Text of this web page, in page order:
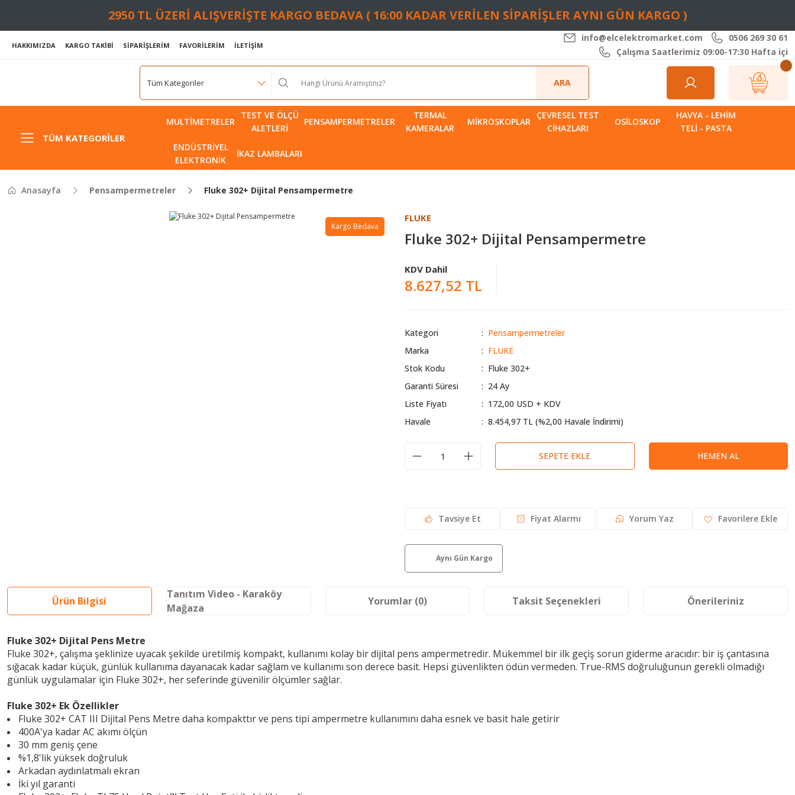
2950 TL ÜZERİ ALIŞVERİŞTE KARGO BEDAVA ( 16:00 KADAR VERİLEN SİPARİŞLER AYNI GÜN KARGO )
HAKKIMIZDA KARGO TAKİBİ SİPARİŞLERİM FAVORİLERİM İLETİŞİM
info@elcelektromarket.com
0506 269 30 61
Çalışma Saatlerimiz 09:00-17:30 Hafta içi
ARA
TÜM KATEGORILER
MULTIMETRELER
TEST VE ÖLÇÜ
ALETLERI
PENSAMPERMETRELER
TERMAL
KAMERALAR
MIKROSKOPLAR
ÇEVRESEL TEST
CIHAZLARI
OSILOSKOP
HAVYA - LEHIM
TELI - PASTA
ENDÜSTRIYEL
ELEKTRONIK
İKAZ LAMBALARI
Anasayfa Pensampermetreler Fluke 302+ Dijital Pensampermetre
Kargo Bedava
FLUKE
Fluke 302+ Dijital Pensampermetre
KDV Dahil
8.627,52 TL
Kategori
Pensampermetreler
Marka
FLUKE
Stok Kodu
Fluke 302+
Garanti Süresi
24 Ay
Liste Fiyatı
172,00 USD + KDV
Havale
8.454,97 TL (%2,00 Havale İndirimi)
SEPETE EKLE HEMEN AL
Tavsiye Et Fiyat Alarmı Yorum Yaz
Aynı Gün Kargo
Ürün Bilgisi
Tanıtım Video - Karaköy
Mağaza
Yorumlar (0) Taksit Seçenekleri Önerileriniz
Fluke 302+ Dijital Pens Metre
Fluke 302+, çalışma şeklinize uyacak şekilde üretilmiş kompakt, kullanımı kolay bir dijital pens ampermetredir. Mükemmel bir ilk geçiş sorun giderme aracıdır: bir iş çantasına
sığacak kadar küçük, günlük kullanıma dayanacak kadar sağlam ve kullanımı son derece basit. Hepsi güvenlikten ödün vermeden. True-RMS doğruluğunun gerekli olmadığı
günlük uygulamalar için Fluke 302+, her seferinde güvenilir ölçümler sağlar.
Fluke 302+ Ek Özellikler
Fluke 302+ CAT III Dijital Pens Metre daha kompakttır ve pens tipi ampermetre kullanımını daha esnek ve basit hale getirir
400A'ya kadar AC akımı ölçün
30 mm geniş çene
%1,8'lik yüksek doğruluk
Arkadan aydınlatmalı ekran
İki yıl garanti